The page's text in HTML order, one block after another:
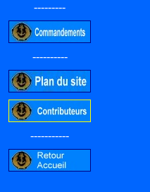
---------
----------
-----------